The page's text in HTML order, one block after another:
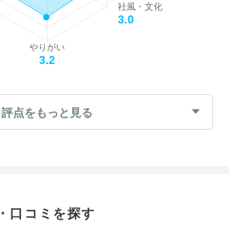
社風・文化
3.0
やりがい
3.2
評点をもっと見る
口コミを探す